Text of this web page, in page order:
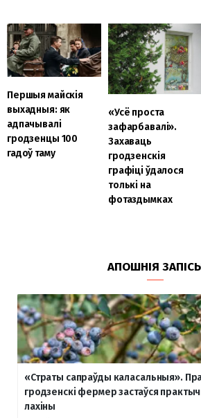
Першыя майскія
выхадныя: як
адпачывалі
гродзенцы 100
гадоў таму
«Усё проста
зафарбавалі».
Захаваць
гродзенскія
графіці ўдалося
толькі на
фотаздымках
АПОШНІЯ
«Страты сапраўды каласальныя».
гродзенскі фермер застаўся
лахіны